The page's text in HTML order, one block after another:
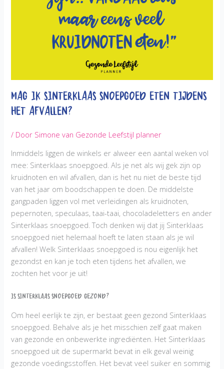
Mag ik Sinterklaas snoepgoed eten tijdens
het afvallen?
/ Door Simone van Gezonde Leefstijl planner
Inmiddels liggen de winkels er alweer een aantal weken vol
mee: Sinterklaas snoepgoed. Als je net als wij gek zijn op
kruidnoten en wil afvallen, dan is het nu niet de beste tijd
van het jaar om boodschappen te doen. De middelste
gangpaden liggen vol met verleidingen als kruidnoten,
pepernoten, speculaas, taai-taai, chocoladeletters en ander
Sinterklaas snoepgoed. Toch denken wij dat jij Sinterklaas
snoepgoed niet helemaal hoeft te laten staan als je wil
afvallen! Welk Sinterklaas snoepgoed is nou eigenlijk het
gezondst en kan je toch eten tijdens het afvallen, we
zochten het voor je uit!
Is Sinterklaas snoepgoed gezond?
Om heel eerlijk te zijn, er bestaat geen gezond Sinterklaas
snoepgoed. Behalve als je het misschien zelf gaat maken
van gezonde en onbewerkte ingrediënten. Het Sinterklaas
snoepgoed uit de supermarkt bevat in elk geval weinig
gezonde voedingsstoffen. Het bevat veel suiker en sommig